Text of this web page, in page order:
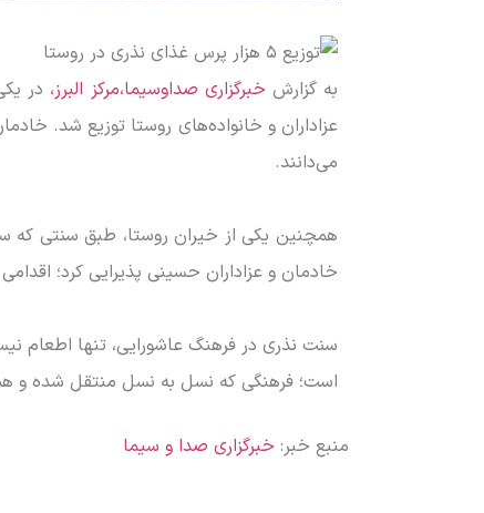
به گزارش خبرگزاری صداوسیما،مرکز البرز، در
عزاداران و خانواده‌های روستا توزیع شد.
می‌دانند.
همچنین یکی از خیران روستا، طبق سنتی که
خادمان و عزاداران حسینی پذیرایی کرد؛
سنت نذری در فرهنگ عاشورایی، تنها اطعام
است؛ فرهنگی که نسل به نسل منتقل شده و
منبع خبر: خبرگزاری صدا و سیما